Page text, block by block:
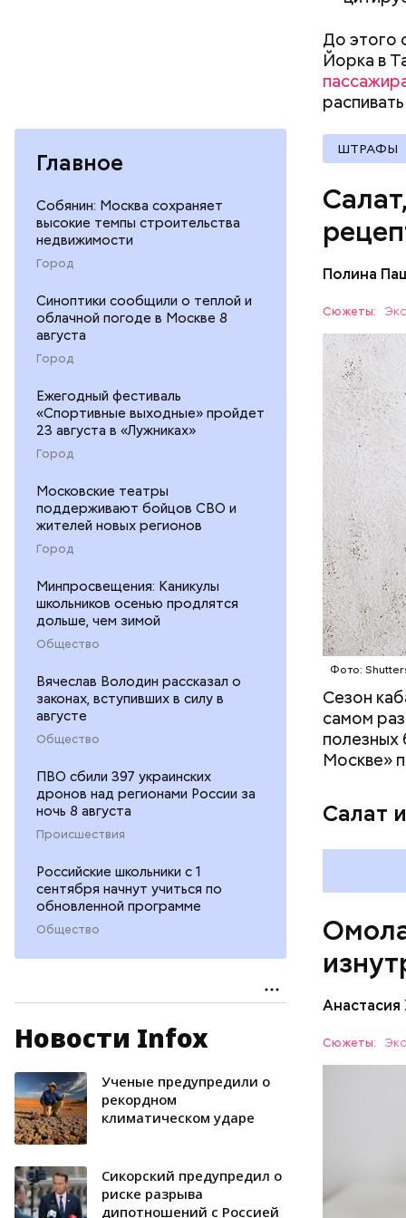
Главное
Собянин: Москва сохраняет
высокие темпы строительства
недвижимости
Город
Синоптики сообщили о теплой и
облачной погоде в Москве 8
августа
Город
Ежегодный фестиваль
«Спортивные выходные» пройдет
23 августа в «Лужниках»
Город
Московские театры
поддерживают бойцов СВО и
жителей новых регионов
Город
Минпросвещения: Каникулы
школьников осенью продлятся
дольше, чем зимой
Общество
Вячеслав Володин рассказал о
законах, вступивших в силу в
августе
Общество
ПВО сбили 397 украинских
дронов над регионами России за
ночь 8 августа
Происшествия
Российские школьники с 1
сентября начнут учиться по
обновленной программе
Общество
Новости Infox
Ученые предупредили о
рекордном
климатическом ударе
Сикорский предупредил о
риске разрыва
дипотношений с Россией
До этого
Йорка в
ШТРАФЫ
Полина
Сюжеты:
Фото:
Сезон
самом
полезных
Москве»
Салат
ЕДА
Сюжеты:
Дыня
кожи;
плода.
ряда
лютеин
наше
калий
— В
Вред